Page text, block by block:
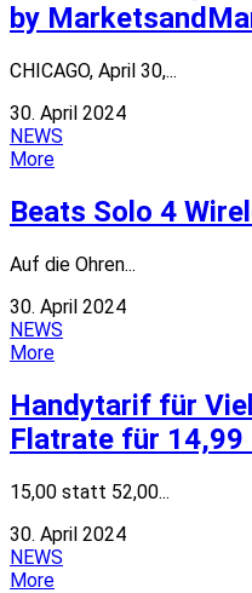
by
CHICAGO, April 30,...
30. April 2024
NEWS
More
Beats Solo 4
Auf die Ohren...
30. April 2024
NEWS
More
Handytarif für
Flatrate für 14,99
15,00 statt 52,00...
30. April 2024
NEWS
More